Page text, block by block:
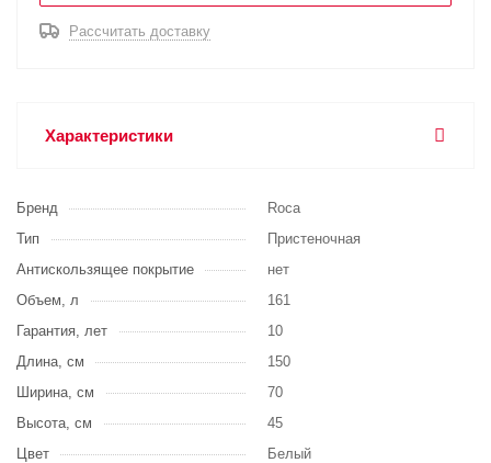
Рассчитать доставку
Характеристики
Бренд
Roca
Тип
Пристеночная
Антискользящее покрытие
нет
Объем, л
161
Гарантия, лет
10
Длина, см
150
Ширина, см
70
Высота, см
45
Цвет
Белый